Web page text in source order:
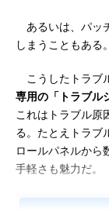
あるいは、パッ
しまうこともある。
こうしたトラブ
専用の「トラブル
これはトラブル原
る。たとえトラブ
ロールパネルから
手軽さも魅力だ。